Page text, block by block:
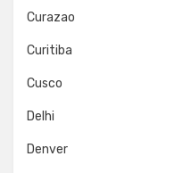
Curazao
Curitiba
Cusco
Delhi
Denver